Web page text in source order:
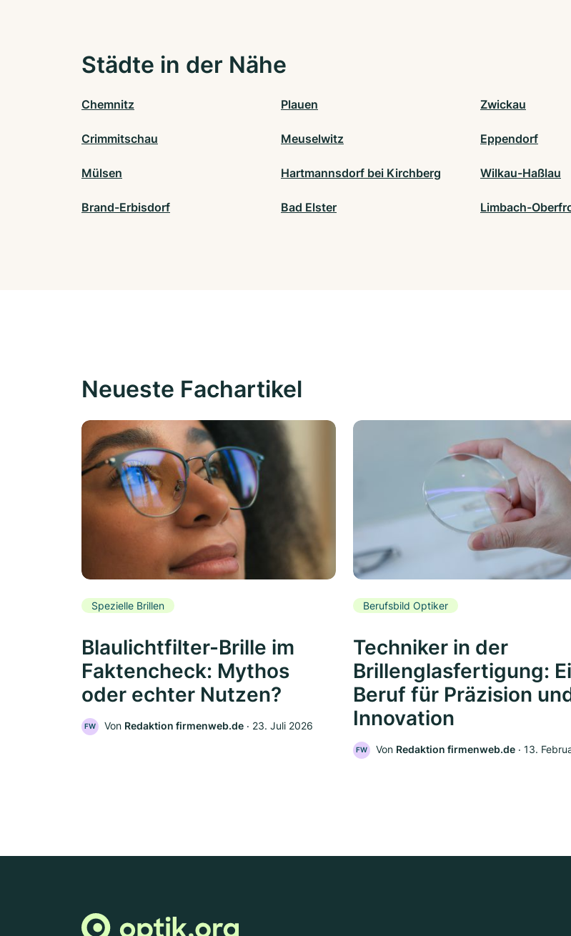
Städte in der Nähe
Chemnitz Plauen Zwickau
Crimmitschau Meuselwitz Eppendorf
Mülsen Hartmannsdorf bei Kirchberg Wilkau-Haßlau
Brand-Erbisdorf Bad Elster Limbach-
Neueste Fachartikel
Spezielle Brillen
Blaulichtfilter-Brille im
Faktencheck: Mythos
oder echter Nutzen?
FW Von Redaktion firmenweb.de ‧ 23. Juli 2026
Berufsbild Optiker
Techniker in der
Brillenglasfertigung:
Beruf für Präzision
Innovation
FW Von Redaktion firmenweb.de ‧ 13.